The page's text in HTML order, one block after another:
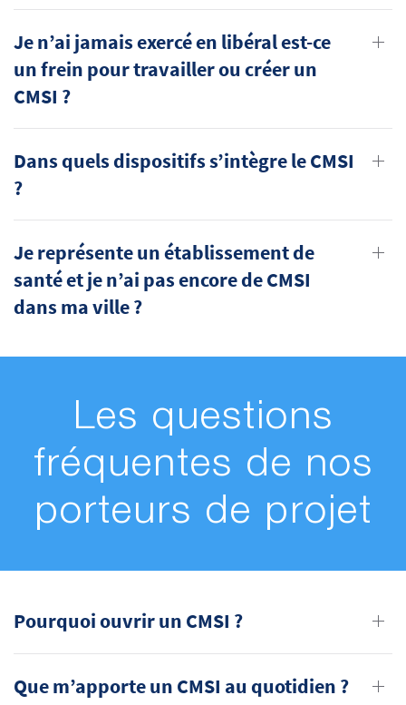
Je n’ai jamais exercé en libéral est-ce
un frein pour travailler ou créer un
CMSI ?
Dans quels dispositifs s’intègre le CMSI
?
Je représente un établissement de
santé et je n’ai pas encore de CMSI
dans ma ville ?
Les questions
fréquentes de nos
porteurs de projet
Pourquoi ouvrir un CMSI ?
Que m’apporte un CMSI au quotidien ?